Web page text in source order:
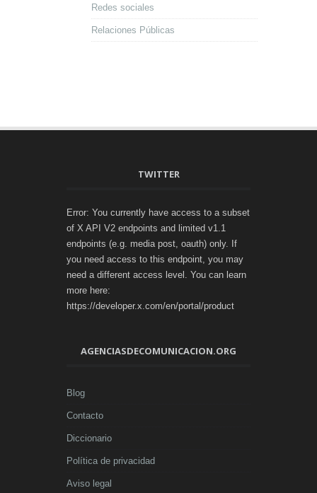
Redes sociales
Relaciones Públicas
TWITTER
Error: You currently have access to a subset
of X API V2 endpoints and limited v1.1
endpoints (e.g. media post, oauth) only. If
you need access to this endpoint, you may
need a different access level. You can learn
more here:
https://developer.x.com/en/portal/product
AGENCIASDECOMUNICACION.ORG
Blog
Contacto
Diccionario
Política de privacidad
Aviso legal